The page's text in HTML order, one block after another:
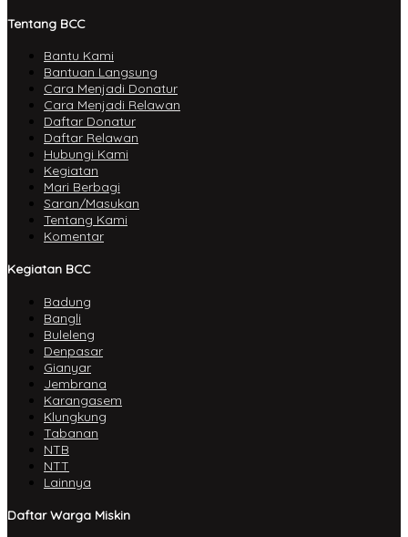
Tentang BCC
Bantu Kami
Bantuan Langsung
Cara Menjadi Donatur
Cara Menjadi Relawan
Daftar Donatur
Daftar Relawan
Hubungi Kami
Kegiatan
Mari Berbagi
Saran/Masukan
Tentang Kami
Komentar
Kegiatan BCC
Badung
Bangli
Buleleng
Denpasar
Gianyar
Jembrana
Karangasem
Klungkung
Tabanan
NTB
NTT
Lainnya
Daftar Warga Miskin